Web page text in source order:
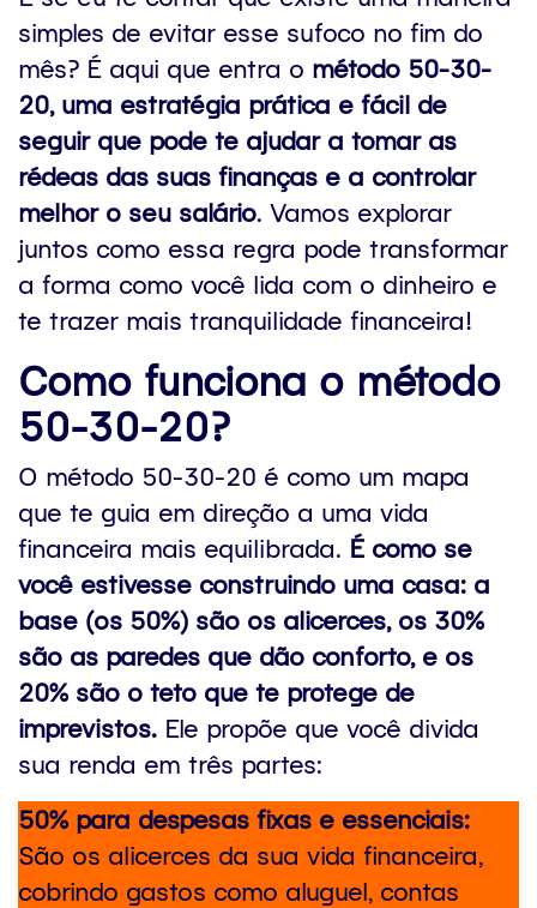
simples de evitar esse sufoco no fim do
mês? É aqui que entra o método 50-30-
20, uma estratégia prática e fácil de
seguir que pode te ajudar a tomar as
rédeas das suas finanças e a controlar
melhor o seu salário. Vamos explorar
juntos como essa regra pode transformar
a forma como você lida com o dinheiro e
te trazer mais tranquilidade financeira!
Como funciona o método
50-30-20?
O método 50-30-20 é como um mapa
que te guia em direção a uma vida
financeira mais equilibrada. É como se
você estivesse construindo uma casa: a
base (os 50%) são os alicerces, os 30%
são as paredes que dão conforto, e os
20% são o teto que te protege de
imprevistos. Ele propõe que você divida
sua renda em três partes:
50% para despesas fixas e essenciais:
São os alicerces da sua vida financeira,
cobrindo gastos como aluguel, contas